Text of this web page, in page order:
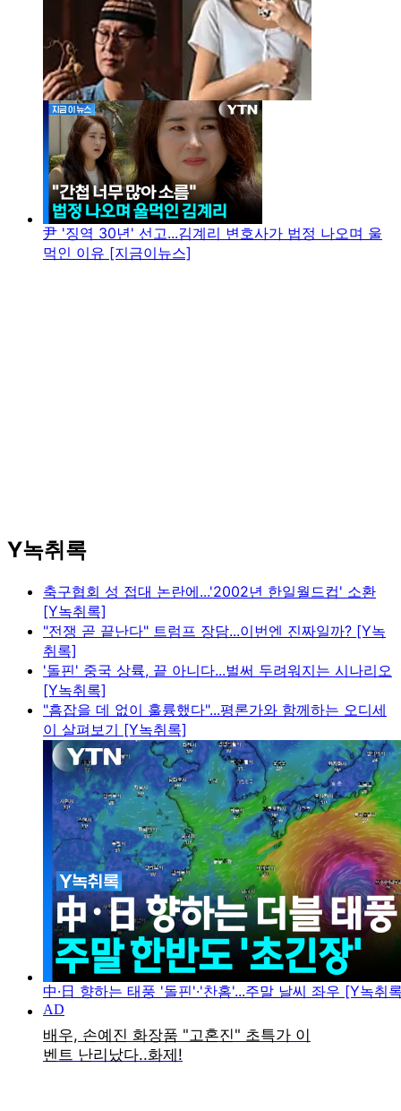
尹 '징역 30년' 선고...김계리 변호사가 법정 나오며 울
먹인 이유 [지금이뉴스]
Y녹취록
축구협회 성 접대 논란에...'2002년 한일월드컵' 소환
[Y녹취록]
"전쟁 곧 끝난다" 트럼프 장담...이번엔 진짜일까? [Y녹
취록]
'돌핀' 중국 상륙, 끝 아니다...벌써 두려워지는 시나리오
[Y녹취록]
"흠잡을 데 없이 훌륭했다"...평론가와 함께하는 오디세
이 살펴보기 [Y녹취록]
中·日 향하는 태풍 '돌핀'·'찬홈'...주말 날씨 좌우 [Y녹취